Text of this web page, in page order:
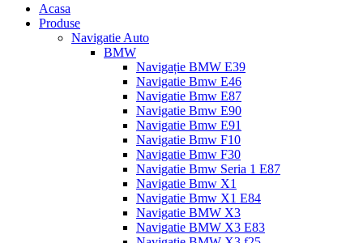
Acasa
Produse
Navigatie Auto
BMW
Navigație BMW E39
Navigatie Bmw E46
Navigatie Bmw E87
Navigatie Bmw E90
Navigatie Bmw E91
Navigatie Bmw F10
Navigatie Bmw F30
Navigatie Bmw Seria 1 E87
Navigatie Bmw X1
Navigatie Bmw X1 E84
Navigatie BMW X3
Navigatie BMW X3 E83